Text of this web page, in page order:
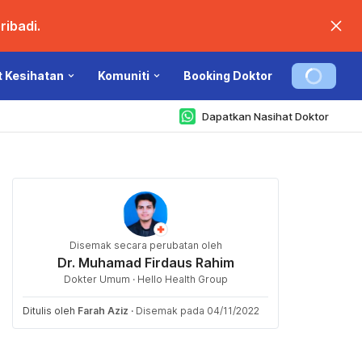
Kesihatan Komuniti Booking Doktor
Dapatkan Nasihat Doktor
Disemak secara perubatan oleh
Dr. Muhamad Firdaus Rahim
Dokter Umum · Hello Health Group
Ditulis oleh Farah Aziz · Disemak pada 04/11/2022